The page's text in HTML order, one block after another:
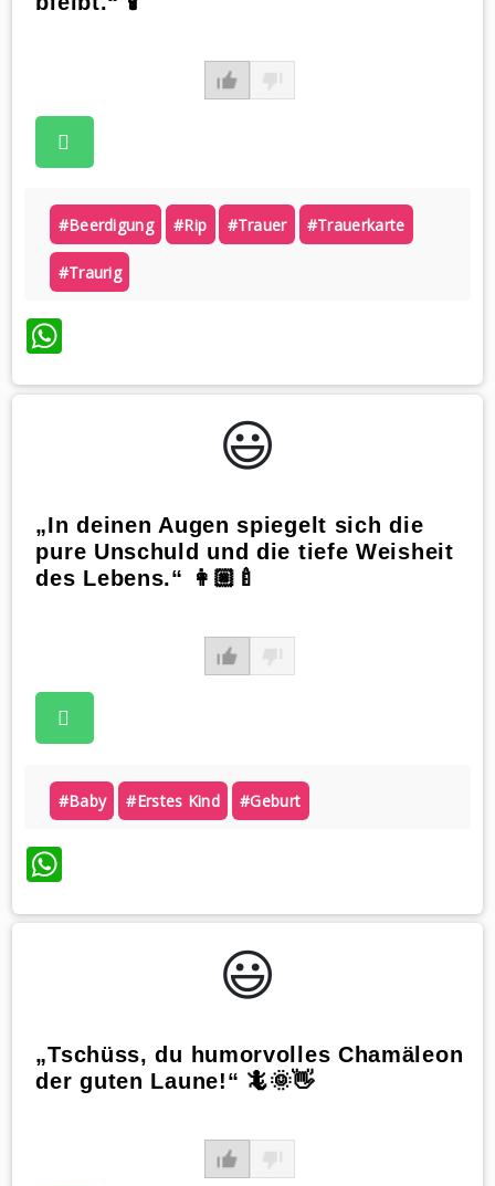
#beerdigung #rip #trauer #trauerkarte
#traurig
WhatsApp
😃️
„In deinen Augen spiegelt sich die
pure Unschuld und die tiefe Weisheit
des Lebens.“ 👩🏼‍🍼
#baby #erstes Kind #geburt
WhatsApp
😃️
„Tschüss, du humorvolles Chamäleon
der guten Laune!“ 🦎🌞👋